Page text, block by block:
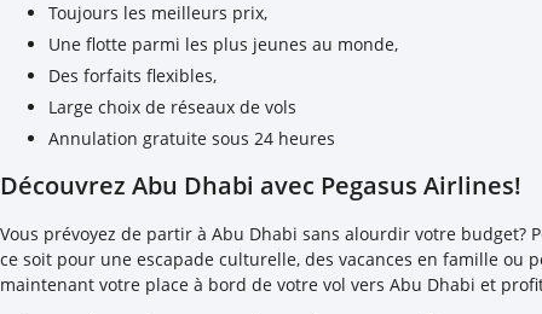
Toujours les meilleurs prix,
Une flotte parmi les plus jeunes au monde,
Des forfaits flexibles,
Large choix de réseaux de vols
Annulation gratuite sous 24 heures
Découvrez Abu Dhabi avec Pegasus Airlines!
Vous prévoyez de partir à Abu Dhabi sans alourdir votre
ce soit pour une escapade culturelle, des vacances en famille ou
maintenant votre place à bord de votre vol vers Abu Dhabi et